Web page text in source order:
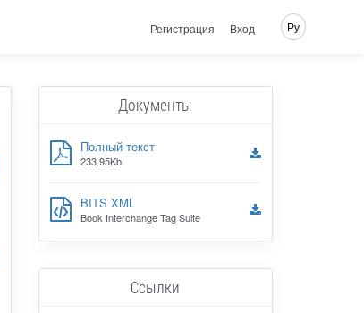
Регистрация Вход Ру
Документы
Полный текст
233.95Kb
BITS XML
Book Interchange Tag Suite
Ссылки